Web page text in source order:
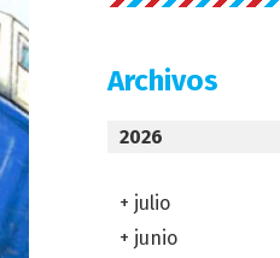
Archivos
2026
+ julio
+ junio